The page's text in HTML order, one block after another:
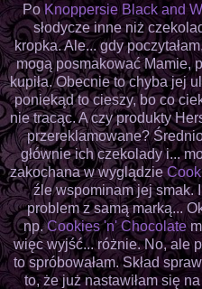
Po Knoppersie Black and
słodycze inne niż
kropka. Ale... gdy
mogą posmakować Mamie,
kupiła. Obecnie to chyba jej
poniekąd to cieszy, bo co
nie tracąc. A czy produkty
przereklamowane?
głównie ich czekolady i...
zakochana w wyglądzie
źle wspominam jej smak.
problem z samą marką...
np.Cookies 'n' Chocolate
więc wyjść... różnie. No, ale
to spróbowałam. Skład
to, że już nastawiłam się